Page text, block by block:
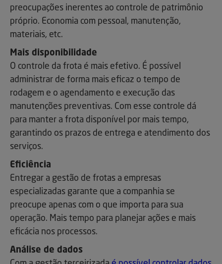
preocupações inerentes ao controle de patrimônio
próprio. Economia com pessoal, manutenção,
materiais, etc.
Mais disponibilidade
O controle da frota é mais efetivo. É possível
administrar de forma mais eficaz o tempo de
rodagem e o agendamento e execução das
manutenções preventivas. Com esse controle dá
para manter a frota disponível por mais tempo,
garantindo os prazos de entrega e atendimento dos
serviços.
Eficiência
Entregar a gestão de frotas a empresas
especializadas garante que a companhia se
preocupe apenas com o que importa para sua
operação. Mais tempo para planejar ações e mais
eficácia nos processos.
Análise de dados